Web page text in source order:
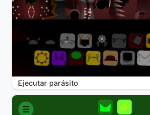
Ejecutar parásito